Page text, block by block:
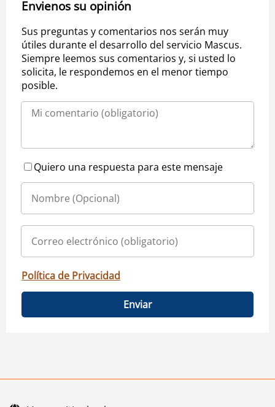
Envienos su opinión
Sus preguntas y comentarios nos serán muy
útiles durante el desarrollo del servicio Mascus.
Siempre leemos sus comentarios y, si usted lo
solicita, le respondemos en el menor tiempo
posible.
Quiero una respuesta para este mensaje
Política de Privacidad
Enviar